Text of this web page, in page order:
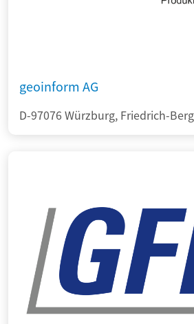
geoinform AG
D-97076 Würzburg, Friedrich-